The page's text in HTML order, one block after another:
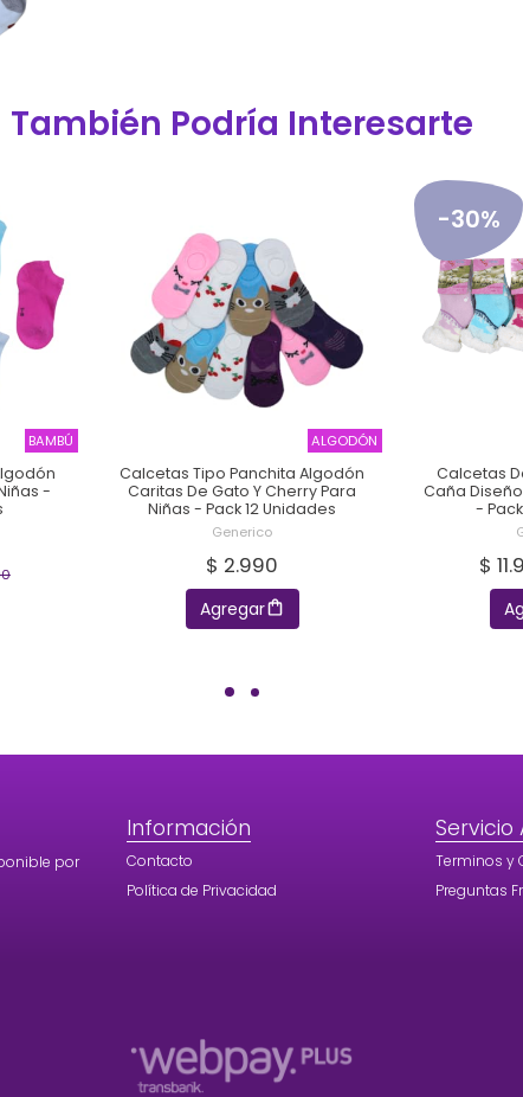
También Podría Interesarte
BAMBÚ
-
ALGODÓN
Calcetas Tipo Panchita Algodón
Caritas De Gato Y Cherry Para
Niñas - Pack 12 Unidades
Generico
$ 2.990
Agregar
-30%
Calcetas
Caña
-
$
por
Información
Contacto
Política de Privacidad
Servicio
Terminos y
Preguntas